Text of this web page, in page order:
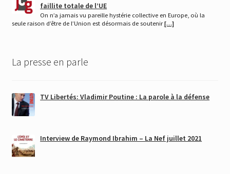
faillite totale de l’UE
On n’a jamais vu pareille hystérie collective en Europe, où la
seule raison d’être de l’Union est désormais de soutenir[…]
La presse en parle
TV Libertés: Vladimir Poutine : La parole à la défense
Interview de Raymond Ibrahim – La Nef juillet 2021